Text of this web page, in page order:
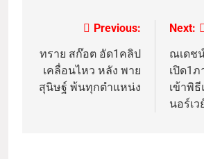
Previous:
ทราย สก๊อต อัด1คลิป
เคลื่อนไหว หลัง พาย
สุนิษฐ์ พ้นทุกตำแหน่ง
Next:
ณเดช
เปิด1
เข้าพิ
นอร์เว